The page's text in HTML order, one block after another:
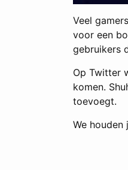
Veel
voor een
gebruikers
Op Twitter
komen.
toevoegt.
We houden